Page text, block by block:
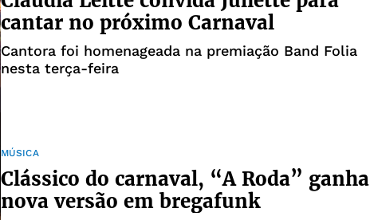
cantar no próximo Carnaval
Cantora foi homenageada na premiação Band Folia
nesta terça-feira
MÚSICA
Clássico do carnaval, “A Roda” ganha
nova versão em bregafunk